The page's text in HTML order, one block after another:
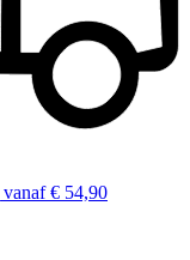
vanaf € 54,90